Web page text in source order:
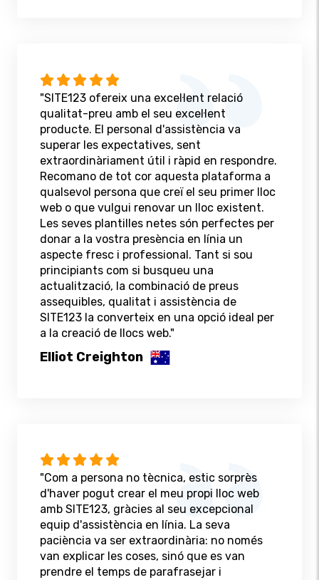
"SITE123 ofereix una excel·lent relació
qualitat-preu amb el seu excel·lent
producte. El personal d'assistència va
superar les expectatives, sent
extraordinàriament útil i ràpid en respondre.
Recomano de tot cor aquesta plataforma a
qualsevol persona que creï el seu primer lloc
web o que vulgui renovar un lloc existent.
Les seves plantilles netes són perfectes per
donar a la vostra presència en línia un
aspecte fresc i professional. Tant si sou
principiants com si busqueu una
actualització, la combinació de preus
assequibles, qualitat i assistència de
SITE123 la converteix en una opció ideal per
a la creació de llocs web."
Elliot Creighton
"Com a persona no tècnica, estic sorprès
d'haver pogut crear el meu propi lloc web
amb SITE123, gràcies al seu excepcional
equip d'assistència en línia. La seva
paciència va ser extraordinària: no només
van explicar les coses, sinó que es van
prendre el temps de parafrasejar i